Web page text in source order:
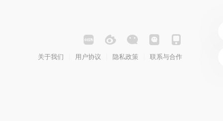
关于我们 用户协议 隐私政策 联系与合作